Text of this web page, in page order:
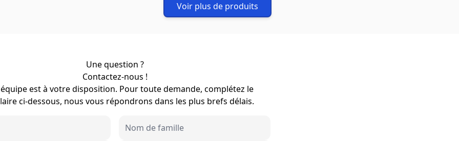
Voir plus de produits
Une question ?
Contactez-nous !
est à votre disposition. Pour toute demande, complétez le
ci-dessous, nous vous répondrons dans les plus brefs délais.